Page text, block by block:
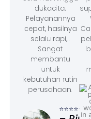
dukacita.
Pelayanannya
cepat, hasilnya
selalu rapi, .
Sangat
membantu
untuk
kebutuhan rutin
perusahaan.
⭐⭐⭐⭐⭐